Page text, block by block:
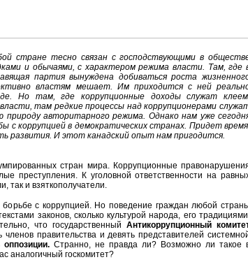
стране тесно связан с господствующими в
и обычаями, с характером режима власти. Там, где
партия вынуждена добиваться роста
властям мешает. Им приходится с ней
Но там, где коррупционные доходы служат
там редкие процессы над коррупционерами
авторитарного режима. Однако нам уже
с коррупцией в демократических странах. Придет
развития. И этот канадский опыт нам пригодится.
стран мира. Коррупционные
преступления. К уголовной ответственности на
так и взяткополучатели.
борьбе с коррупцией. Но поведение граждан любой
законов, сколько культурой народа, его
что государственный Антикоррупционный
членов правительства и девять представителей
оппозиции. Странно, не правда ли? Возможно ли такое
аналогичный госкомитет?